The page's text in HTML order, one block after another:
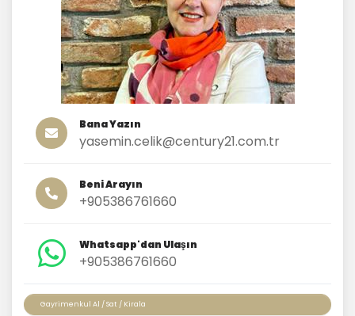
Bana Yazın
yasemin.celik@century21.com.tr
Beni Arayın
+905386761660
Whatsapp'dan Ulaşın
+905386761660
Gayrimenkul Al / Sat / Kirala